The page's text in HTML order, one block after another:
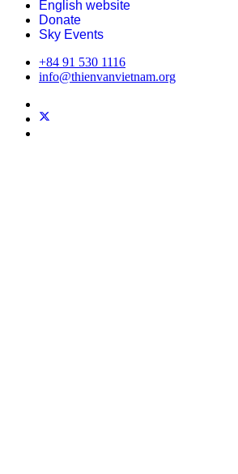
English website
Donate
Sky Events
+84 91 530 1116
info@thienvanvietnam.org